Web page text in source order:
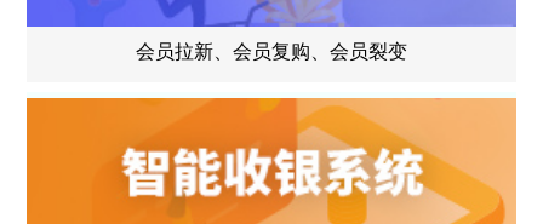
会员拉新、会员复购、会员裂变